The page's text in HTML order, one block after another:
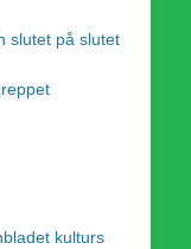
slutet på slutet
kulturs